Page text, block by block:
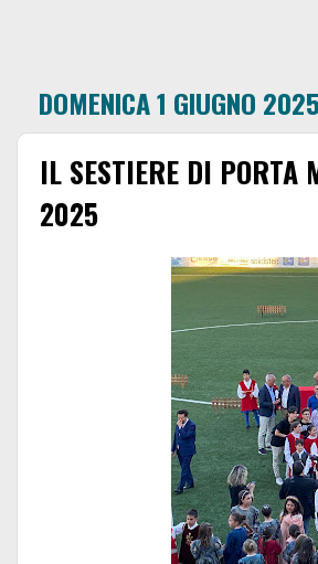
DOMENICA 1 GIUGNO 2025
IL SESTIERE DI PORTA
2025